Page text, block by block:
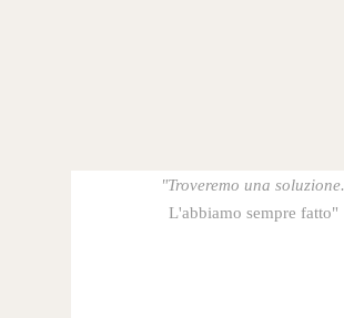
"Troveremo una soluzione.
L'abbiamo sempre fatto"